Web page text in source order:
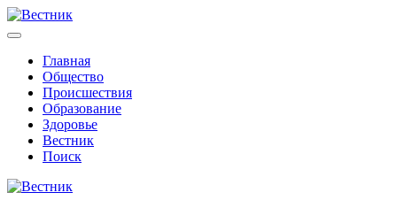
Главная
Общество
Происшествия
Образование
Здоровье
Вестник
Поиск